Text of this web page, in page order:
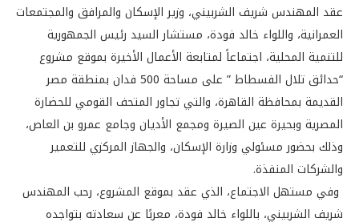
عقد المهندس شريف الشربيني، وزير الإسكان والمرافق والمجتمعات
العمرانية، واللواء خالد فودة، مستشار السيد رئيس الجمهورية
للتنمية المحلية، اجتماعاً لمتابعة الأعمال الأخيرة بموقع مشروع
“حدائق تلال الفسطاط ” على مساحة 500 فدان بمنطقة مصر
القديمة بمحافظة القاهرة، والتي تجاور المتحف القومي للحضارة
المصرية وبحيرة عين الصيرة ومجمع الأديان وجامع عمرو بن العاص،
وذلك بحضور مسئولي وزارة الإسكان، والجهاز المركزي للتعمير
والشركات المنفذة.
وفي مستهل الاجتماع، الذي عقد بموقع المشروع، رحب المهندس
شريف الشربيني، باللواء خالد فودة، معربًا عن سعادته بتواجده